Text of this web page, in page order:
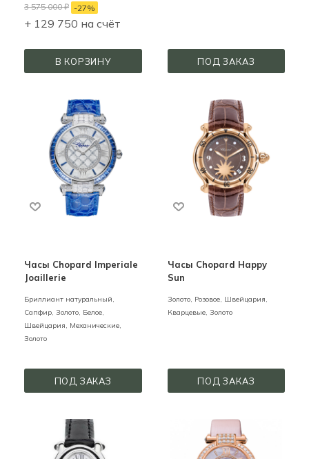
3 575 000₽ -27%
+ 129 750 на счёт
В КОРЗИНУ ПОД ЗАКАЗ
Часы Chopard Imperiale
Joaillerie
Бриллиант натуральный,
Сапфир, Золото, Белое,
Швейцария, Механические,
Золото
ПОД ЗАКАЗ
Часы Chopard Happy
Sun
Золото, Розовое, Швейцария,
Кварцевые, Золото
ПОД ЗАКАЗ